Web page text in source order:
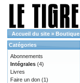
Accueil du site » Boutique
Catégories
Abonnements
Intégrales (4)
Livres
Faire un don (1)